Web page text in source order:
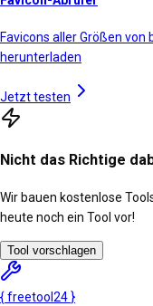
Favicons aller Größen
herunterladen
Jetzt testen
Nicht das Richtige
Wir bauen kostenlose
heute noch ein Tool vor!
Tool vorschlagen
{freetool 24 }